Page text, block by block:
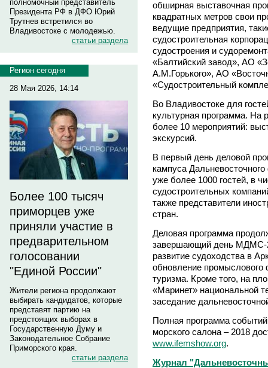
полномочный представитель
Президента РФ в ДФО Юрий
Трутнев встретился во
Владивостоке с молодежью.
статьи раздела
Регион сегодня
28 Мая 2026, 14:14
Более 100 тысяч
приморцев уже
приняли участие в
предварительном
голосовании
"Единой России"
Жители региона продолжают
выбирать кандидатов, которые
представят партию на
предстоящих выборах в
Государственную Думу и
Законодательное Собрание
Приморского края.
статьи раздела
обширная выставочная
квадратных метров свои
ведущие предприятия,
судостроительная
судостроения и
«Балтийский завод», АО
А.M.Горького», АО
«Судостроительный
Во Владивостоке для
культурная программа. На
более 10 мероприятий:
экскурсий.
В первый день деловой
кампуса
уже более 1000 гостей, в
судостроительных
также представители
стран.
Деловая программа
завершающий день МДМС-
развитие судоходства в
обновление промыслового
туризма. Кроме того, на
«Маринет» национальной
заседание
Полная программа
морского салона – 2018
www.ifemshow.org.
Журнал